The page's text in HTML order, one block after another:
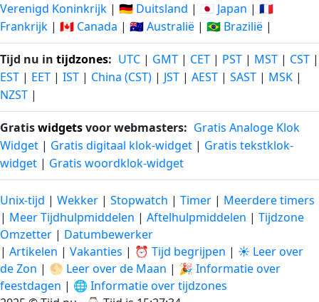
Verenigd Koninkrijk | 🇩🇪 Duitsland | 🇯🇵 Japan | 🇫🇷
Frankrijk | 🇨🇦 Canada | 🇦🇺 Australië | 🇧🇷 Brazilië |
Tijd nu in tijdzones: UTC | GMT | CET | PST | MST | CST |
EST | EET | IST | China (CST) | JST | AEST | SAST | MSK |
NZST |
Gratiswidgetsvoor webmasters: Gratis Analoge Klok
Widget | Gratis digitaal klok-widget | Gratis tekstklok-
widget | Gratis woordklok-widget
Unix-tijd | Wekker | Stopwatch | Timer | Meerdere timers
| Meer Tijdhulpmiddelen | Aftelhulpmiddelen | Tijdzone
Omzetter | Datumbewerker
| Artikelen | Vakanties | ⏰ Tijd begrijpen | ☀️ Leer over
de Zon | 🌕 Leer over de Maan | 🎉 Informatie over
feestdagen | 🌐 Informatie over tijdzones